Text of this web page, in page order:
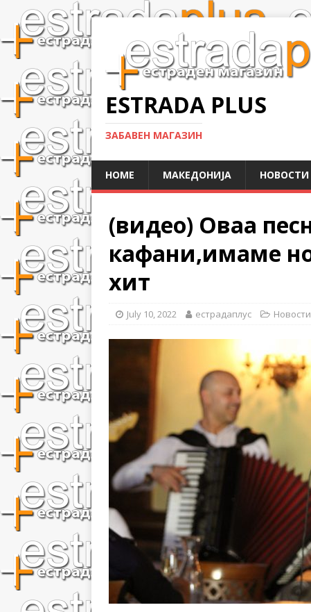
ESTRADA PLUS
ЗАБАВЕН МАГАЗИН
HOME МАКЕДОНИЈА НОВОСТИ
(видео) Оваа
кафани,имаме
хит
July 10, 2022 естрадаплус Новости